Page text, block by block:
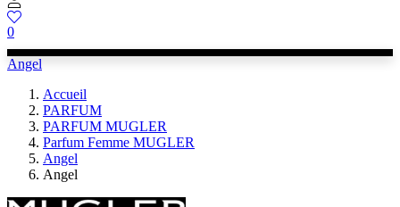
0
Angel
Accueil
PARFUM
PARFUM MUGLER
Parfum Femme MUGLER
Angel
Angel